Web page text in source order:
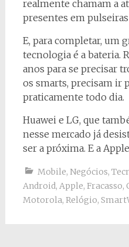
realmente chamam a
presentes em
E, para completar, um
tecnologia é a bateria.
anos para se precisar
os smarts, precisam ir
praticamente todo dia.
Huawei e LG, que
nesse mercado já
ser a próxima. E a
Mobile, Negócios,
Android, Apple, Fracasso,
Motorola, Relógio,